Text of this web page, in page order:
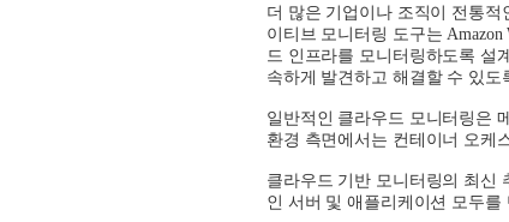
더 많은 기업이나 조직이 전통
이티브 모니터링 도구는 Amazon
드 인프라를 모니터링하도록 설
속하게 발견하고 해결할 수 있도
일반적인 클라우드 모니터링은
환경 측면에서는 컨테이너 오케
클라우드 기반 모니터링의 최신
인 서버 및 애플리케이션 모두